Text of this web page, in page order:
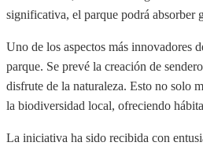
significativa, el parque podrá absorber
Uno de los aspectos más innovadores
parque. Se prevé la creación de
disfrute de la naturaleza. Esto no solo
la biodiversidad local, ofreciendo
La iniciativa ha sido recibida con